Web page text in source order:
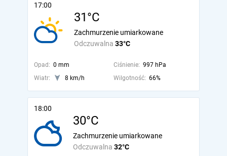
17:00
31°C
Odczuwalna 33°C
Zachmurzenie umiarkowane
Opad: 0 mm Ciśnienie: 997 hPa
Wiatr:
8 km/h Wilgotność: 66%
18:00
30°C
Odczuwalna 32°C
Zachmurzenie umiarkowane